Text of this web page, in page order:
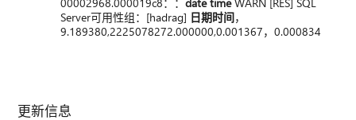
Server可用性组：[hadrag] 日期时间，
9.189380,2225078272.000000,0.001367，0.000834
更新信息